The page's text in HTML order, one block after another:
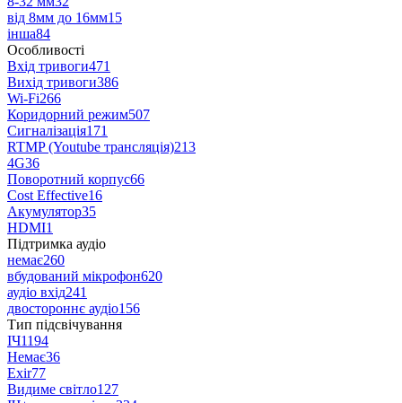
від 8мм до 16мм15
інша84
Особливості
Вхід тривоги471
Вихід тривоги386
Wi-Fi266
Коридорний режим507
Сигналізація171
RTMP (Youtube трансляція)213
4G36
Поворотний корпус66
Cost Effective16
Акумулятор35
HDMI1
Підтримка аудіо
немає260
вбудований мікрофон620
аудіо вхід241
двостороннє аудіо156
Тип підсвічування
ІЧ1194
Немає36
Exir77
Видиме світло127